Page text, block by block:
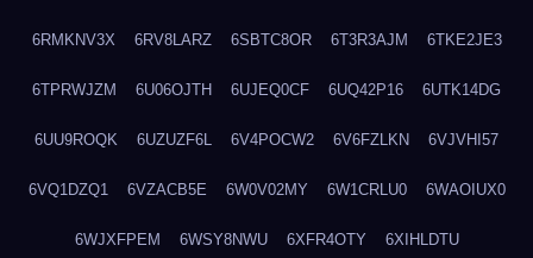
6RMKNV3X 6RV8LARZ 6SBTC8OR 6T3R3AJM 6TKE2JE3
6TPRWJZM 6U06OJTH 6UJEQ0CF 6UQ42P16 6UTK14DG
6UU9ROQK 6UZUZF6L 6V4POCW2 6V6FZLKN 6VJVHI57
6VQ1DZQ1 6VZACB5E 6W0V02MY 6W1CRLU0 6WAOIUX0
6WJXFPEM 6WSY8NWU 6XFR4OTY 6XIHLDTU